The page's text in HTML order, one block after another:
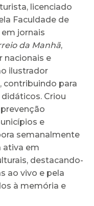
licenciado
Faculdade de
jornais
da Manhã,
nacionais e
ilustrador
contribuindo para
Criou
e
semanalmente
ativa em
destacando-
ao vivo e pela
à memória e